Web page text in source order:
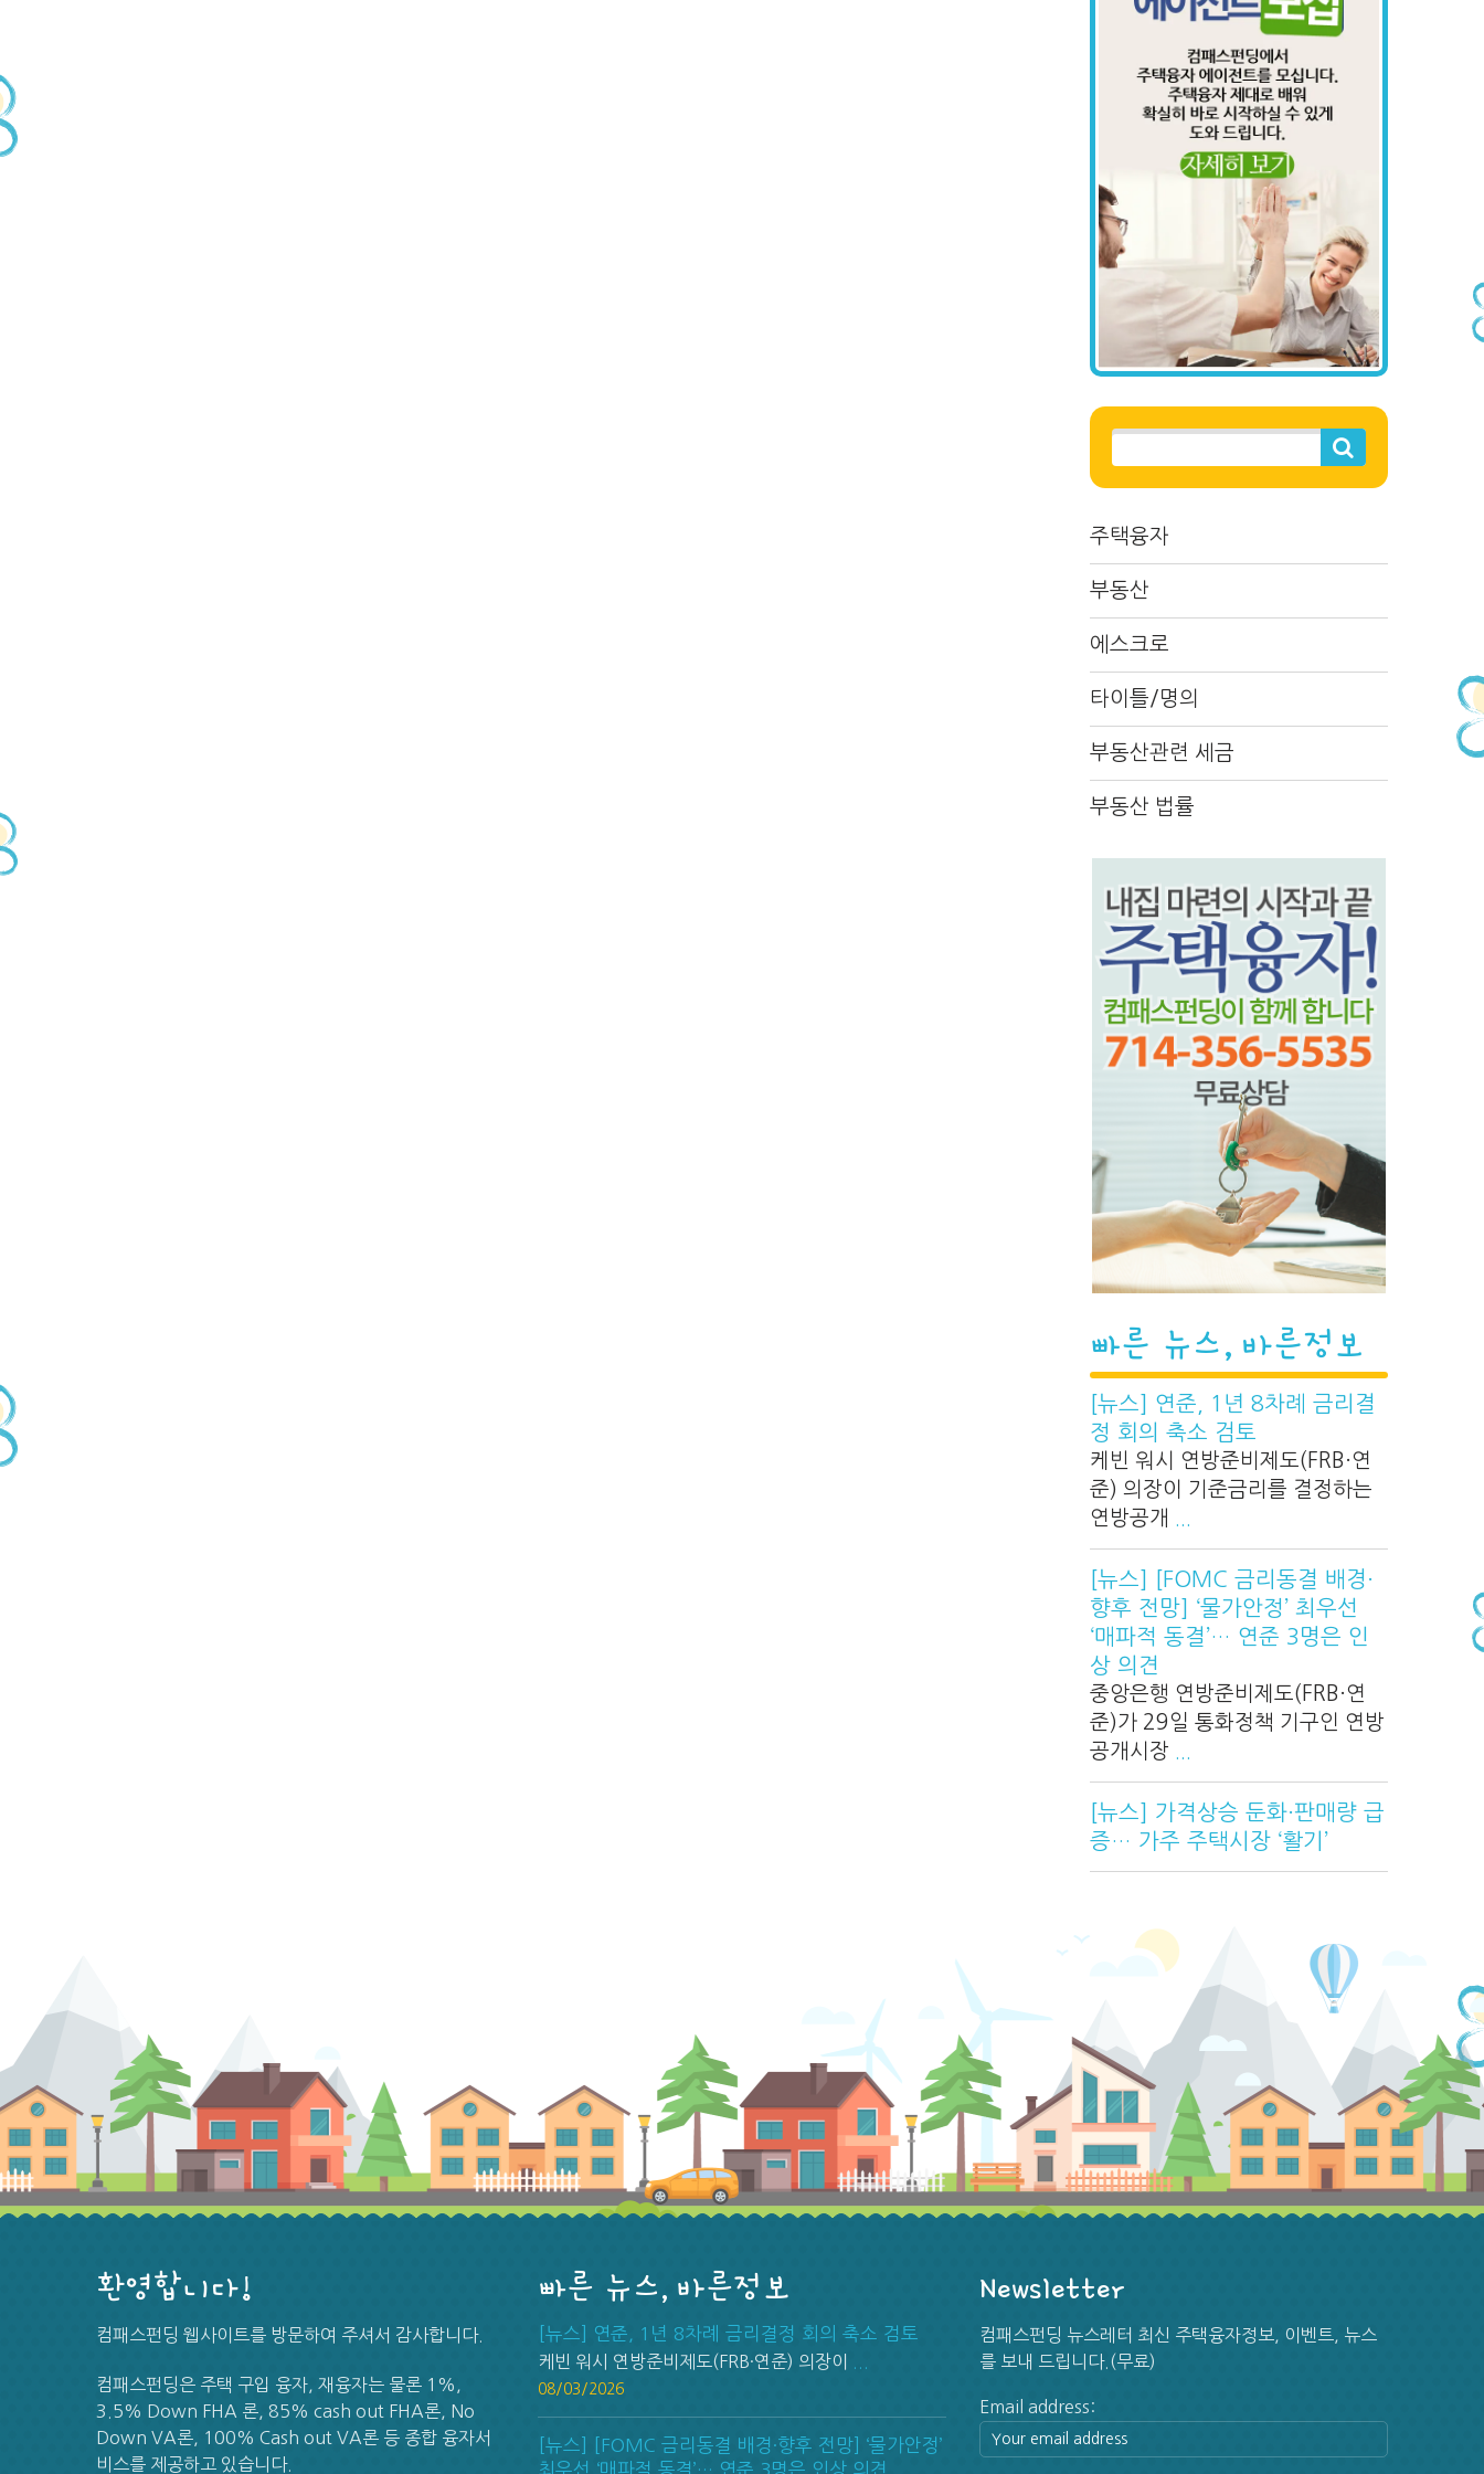
주택융자
부동산
에스크로
타이틀/명의
부동산관련 세금
부동산 법률
빠른 뉴스, 바른정보
[뉴스] 연준, 1년 8차례 금리결
정 회의 축소 검토
케빈 워시 연방준비제도(FRB·연
준) 의장이 기준금리를 결정하는
연방공개
[뉴스] [FOMC 금리동결 배경·
향후 전망] ‘물가안정’ 최우선
‘매파적 동결’… 연준 3명은 인
상 의견
중앙은행 연방준비제도(FRB·연
준)가 29일 통화정책 기구인 연방
공개시장
[뉴스] 가격상승 둔화·판매량 급
증… 가주 주택시장 ‘활기’
환영합니다!
컴패스펀딩 웹사이트를 방문하여 주셔서 감사합니다.
컴패스펀딩은 주택 구입 융자, 재융자는 물론 1%,
3.5% Down FHA 론, 85% cash out FHA론, No
Down VA론, 100% Cash out VA론 등 종합 융자서
비스를 제공하고 있습니다.
빠른 뉴스, 바른정보
[뉴스] 연준, 1년 8차례 금리결정 회의 축소 검토
케빈 워시 연방준비제도(FRB·연준) 의장이
08/03/2026
[뉴스] [FOMC 금리동결 배경·향후 전망] ‘물가안정’
최우선 ‘매파적 동결’… 연준 3명은 인상 의견
[뉴스] 물가지표 둔화… 연준 금리인상 확률 급감
지난 6월 소비자물가지수(CPI)에 이어 생산
[뉴스] 이달 연준 금리인상 확률 50%로 껑충 뛰어
Newsletter
컴패스펀딩 뉴스레터 최신 주택융자정보, 이벤트, 뉴스
를 보내 드립니다.(무료)
Email address: